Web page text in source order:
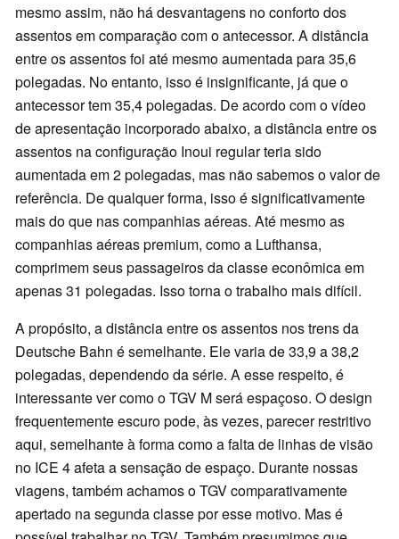
mesmo assim, não há desvantagens no conforto dos
assentos em comparação com o antecessor. A distância
entre os assentos foi até mesmo aumentada para 35,6
polegadas. No entanto, isso é insignificante, já que o
antecessor tem 35,4 polegadas. De acordo com o vídeo
de apresentação incorporado abaixo, a distância entre os
assentos na configuração Inoui regular teria sido
aumentada em 2 polegadas, mas não sabemos o valor de
referência. De qualquer forma, isso é significativamente
mais do que nas companhias aéreas. Até mesmo as
companhias aéreas premium, como a Lufthansa,
comprimem seus passageiros da classe econômica em
apenas 31 polegadas. Isso torna o trabalho mais difícil.
A propósito, a distância entre os assentos nos trens da
Deutsche Bahn é semelhante. Ele varia de 33,9 a 38,2
polegadas, dependendo da série. A esse respeito, é
interessante ver como o TGV M será espaçoso. O design
frequentemente escuro pode, às vezes, parecer restritivo
aqui, semelhante à forma como a falta de linhas de visão
no ICE 4 afeta a sensação de espaço. Durante nossas
viagens, também achamos o TGV comparativamente
apertado na segunda classe por esse motivo. Mas é